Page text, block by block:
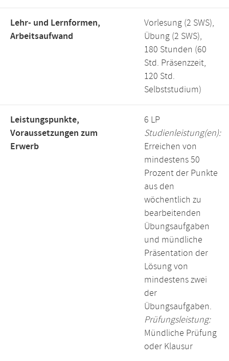
Lehr- und Lernformen,
Arbeitsaufwand
Vorlesung (2 SWS),
Übung (2 SWS),
180 Stunden (60
Std. Präsenzzeit,
120 Std.
Selbststudium)
Leistungspunkte,
Voraussetzungen zum
Erwerb
6 LP
Studienleistung(en):
Erreichen von
mindestens 50
Prozent der Punkte
aus den
wöchentlich zu
bearbeitenden
Übungsaufgaben
und mündliche
Präsentation der
Lösung von
mindestens zwei
der
Übungsaufgaben.
Prüfungsleistung:
Mündliche Prüfung
oder Klausur